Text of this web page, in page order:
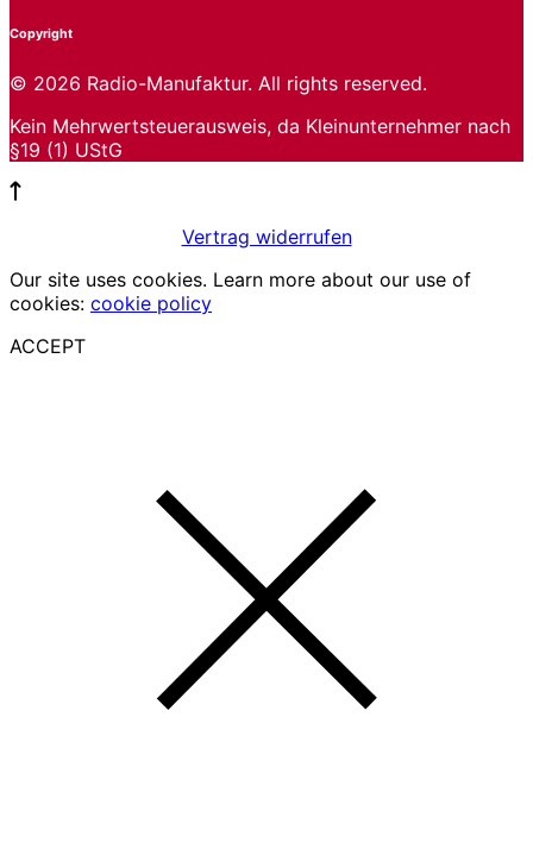
Copyright
© 2026 Radio-Manufaktur. All rights reserved.
Kein Mehrwertsteuerausweis, da Kleinunternehmer nach
§19 (1) UStG
Vertrag widerrufen
Our site uses cookies. Learn more about our use of
cookies: cookie policy
ACCEPT